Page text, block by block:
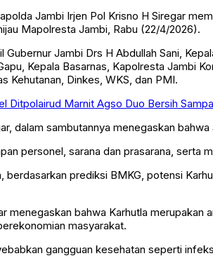
Jambi Irjen Pol Krisno H Siregar
Mapolresta Jambi, Rabu (22/4/2026).
Jambi Drs H Abdullah Sani,
Kepala Basarnas, Kapolresta Jambi
Kehutanan, Dinkes, WKS, dan PMI.
Ditpolairud Marnit Agso Duo Bersih
dalam sambutannya menegaskan
personel, sarana dan prasarana, serta
berdasarkan prediksi BMKG, potensi
menegaskan bahwa Karhutla
masyarakat.
gangguan kesehatan seperti